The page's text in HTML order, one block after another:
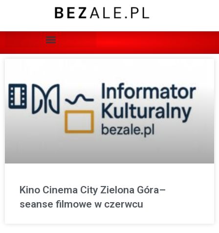
Kino Cinema City Zielona Góra–
seanse filmowe w czerwcu